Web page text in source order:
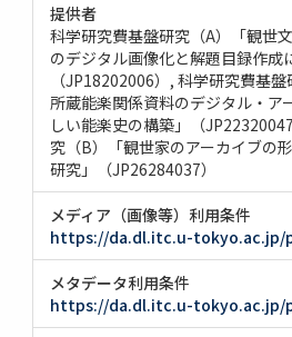
提供者
科学研究費基盤研究（A）「観世
のデジタル画像化と解題目録作成
（JP18202006）
科学研究費基
所蔵能楽関係資料のデジタル・ア
しい能楽史の構築」（JP22320047
究（B）「観世家のアーカイブの
研究」（JP26284037）
メディア（画像等）利用条件
https://da.dl.itc.u-tokyo.ac.jp/
メタデータ利用条件
https://da.dl.itc.u-tokyo.ac.jp/